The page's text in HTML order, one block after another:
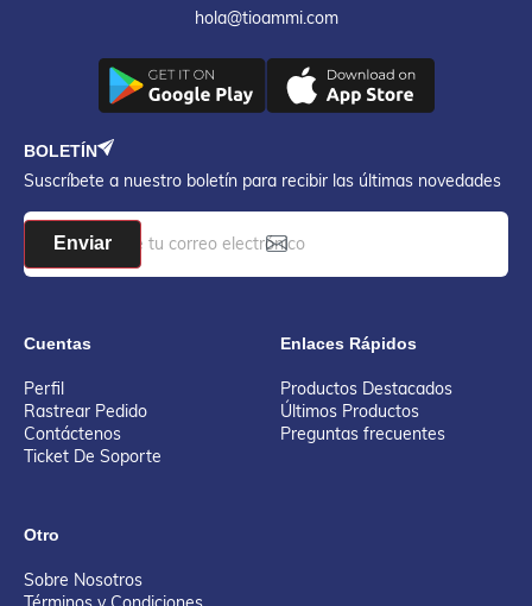
hola@tioammi.com
BOLETÍN
Suscríbete a nuestro boletín para recibir las últimas novedades
Enviar
Cuentas
Perfil
Rastrear Pedido
Contáctenos
Ticket De Soporte
Enlaces Rápidos
Productos Destacados
Últimos Productos
Preguntas frecuentes
Otro
Sobre Nosotros